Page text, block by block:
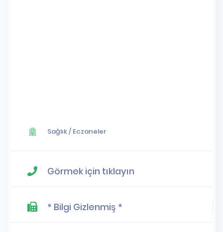
Sağlık/ Eczaneler
Görmek için tıklayın
* Bilgi Gizlenmiş *